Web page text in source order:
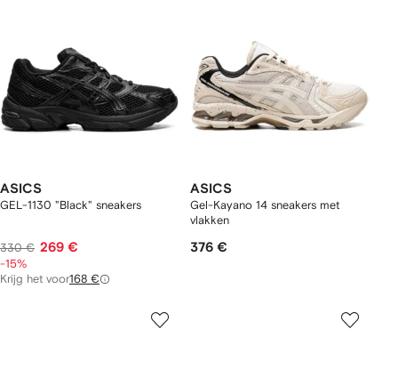
ASICS
GEL-1130 "Black" sneakers
330 € 269 €
-15%
Krijg het voor168 €
ASICS
Gel-Kayano 14 sneakers met
vlakken
376 €